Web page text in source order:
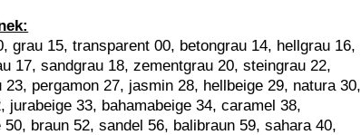
grau 15, transparent 00, betongrau 14, hellgrau 16,
17, sandgrau 18, zementgrau 20, steingrau 22,
23, pergamon 27, jasmin 28, hellbeige 29, natura 30,
jurabeige 33, bahamabeige 34, caramel 38,
50, braun 52, sandel 56, balibraun 59, sahara 40,